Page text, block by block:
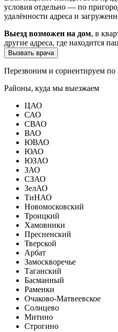
условия отдельно — по
удалённости адреса и
Выезд возможен на дом, в
другие адреса, где находится
Вызвать врача
Перезвоним и сориентируем по
Районы, куда мы выезжаем
ЦАО
САО
СВАО
ВАО
ЮВАО
ЮАО
ЮЗАО
ЗАО
СЗАО
ЗелАО
ТиНАО
Новомосковский
Троицкий
Хамовники
Пресненский
Тверской
Арбат
Замоскворечье
Таганский
Басманный
Раменки
Очаково-Матвеевское
Солнцево
Митино
Строгино